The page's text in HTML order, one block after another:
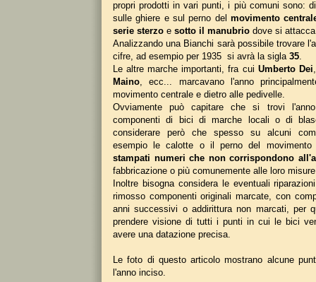
propri prodotti in vari punti, i più comuni sono:
sulle ghiere e sul perno del movimento
serie sterzo e sotto il manubrio dove si
Analizzando una Bianchi sarà possibile trovare
cifre, ad esempio per 1935 si avrà la sigla 35
Le altre marche importanti, fra cui Umberto Dei
Maino , ecc... marcavano l'anno
movimento centrale e dietro alle pedivelle.
Ovviamente può capitare che si trovi
componenti di bici di marche locali o di
considerare però che spesso su alcuni
esempio le calotte o il perno del movimento
stampati numeri che non corrispondono
fabbricazione o più comunemente alle loro
Inoltre bisogna considera le eventuali
rimosso componenti originali marcate, con
anni successivi o addirittura non marcati, per
prendere visione di tutti i punti in cui le bici
avere una datazione precisa.
Le foto di questo articolo mostrano alcune
l'anno inciso.